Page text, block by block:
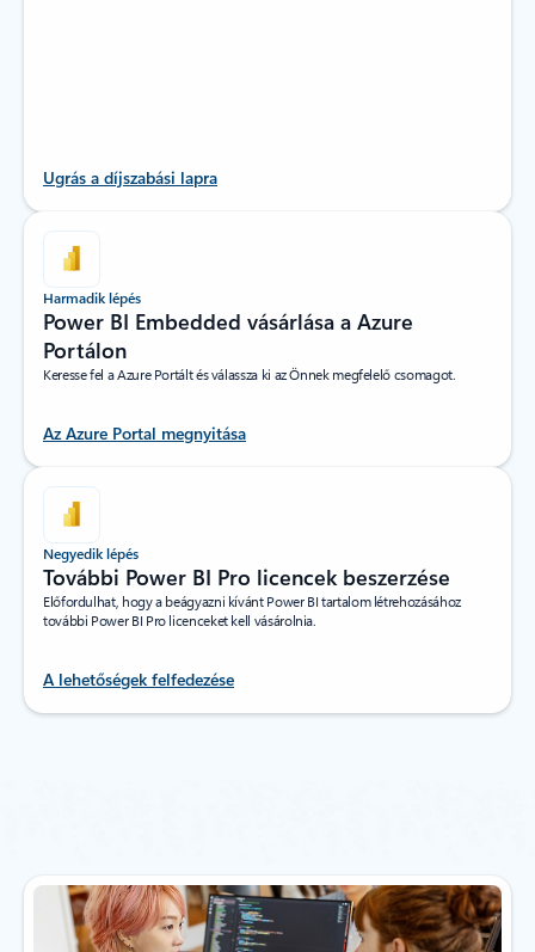
Ugrás a díjszabási lapra
Harmadik lépés
Power BI Embedded vásárlása a Azure
Portálon
Keresse fel a Azure Portált és válassza ki az Önnek megfelelő csomagot.
Az Azure Portal megnyitása
Negyedik lépés
További Power BI Pro licencek beszerzése
Előfordulhat, hogy a beágyazni kívánt Power BI tartalom létrehozásához
további Power BI Pro licenceket kell vásárolnia.
A lehetőségek felfedezése